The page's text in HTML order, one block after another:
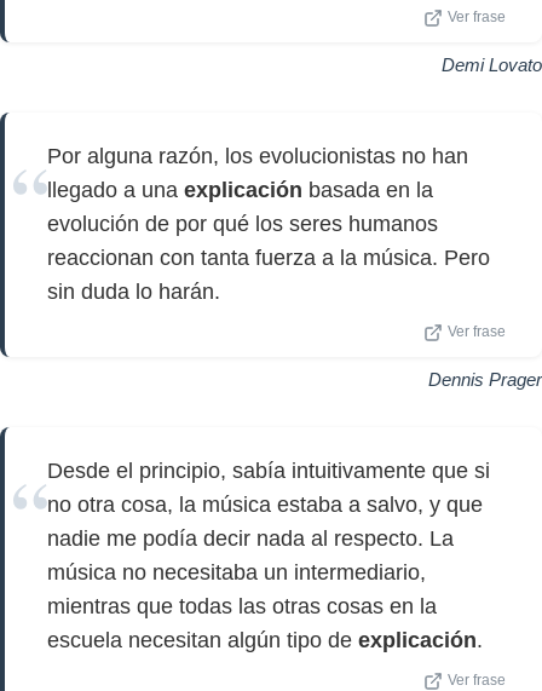
Ver frase
Demi Lovato
Por alguna razón, los evolucionistas no han
llegado a una explicación basada en la
evolución de por qué los seres humanos
reaccionan con tanta fuerza a la música. Pero
sin duda lo harán.
Ver frase
Dennis Prager
Desde el principio, sabía intuitivamente que si
no otra cosa, la música estaba a salvo, y que
nadie me podía decir nada al respecto. La
música no necesitaba un intermediario,
mientras que todas las otras cosas en la
escuela necesitan algún tipo de explicación.
Ver frase